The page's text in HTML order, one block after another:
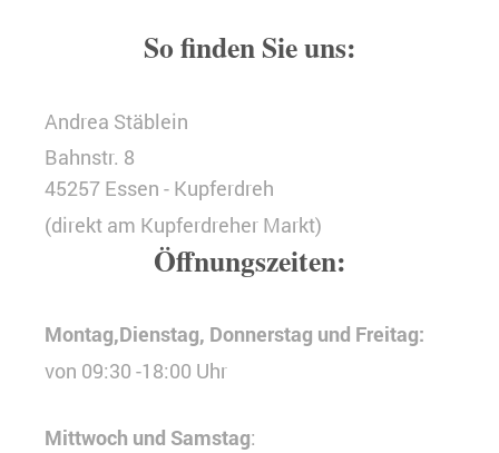
So finden Sie uns:
Andrea Stäblein
Bahnstr. 8
45257 Essen - Kupferdreh
(direkt am Kupferdreher Markt)
Öffnungszeiten:
Montag,Dienstag, Donnerstag und Freitag:
von 09:30 -18:00 Uhr
Mittwoch und Samstag: